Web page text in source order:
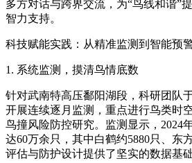
多方对话与跨界交流，为“鸟线和谐”
智力支持。
科技赋能实践：从精准监测到智能预
1. 系统监测，摸清鸟情底数
针对武南特高压鄱阳湖段，科研团队
开展连续逐月监测，重点进行鸟类时
鸟撞风险防控研究。监测显示，2024
达60万余只，其中白鹤约5880只、东
评估与防护设计提供了坚实的数据基础